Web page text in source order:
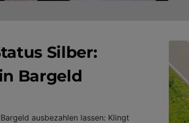
Silber:
Bargeld
ausbezahlen lassen: Klingt